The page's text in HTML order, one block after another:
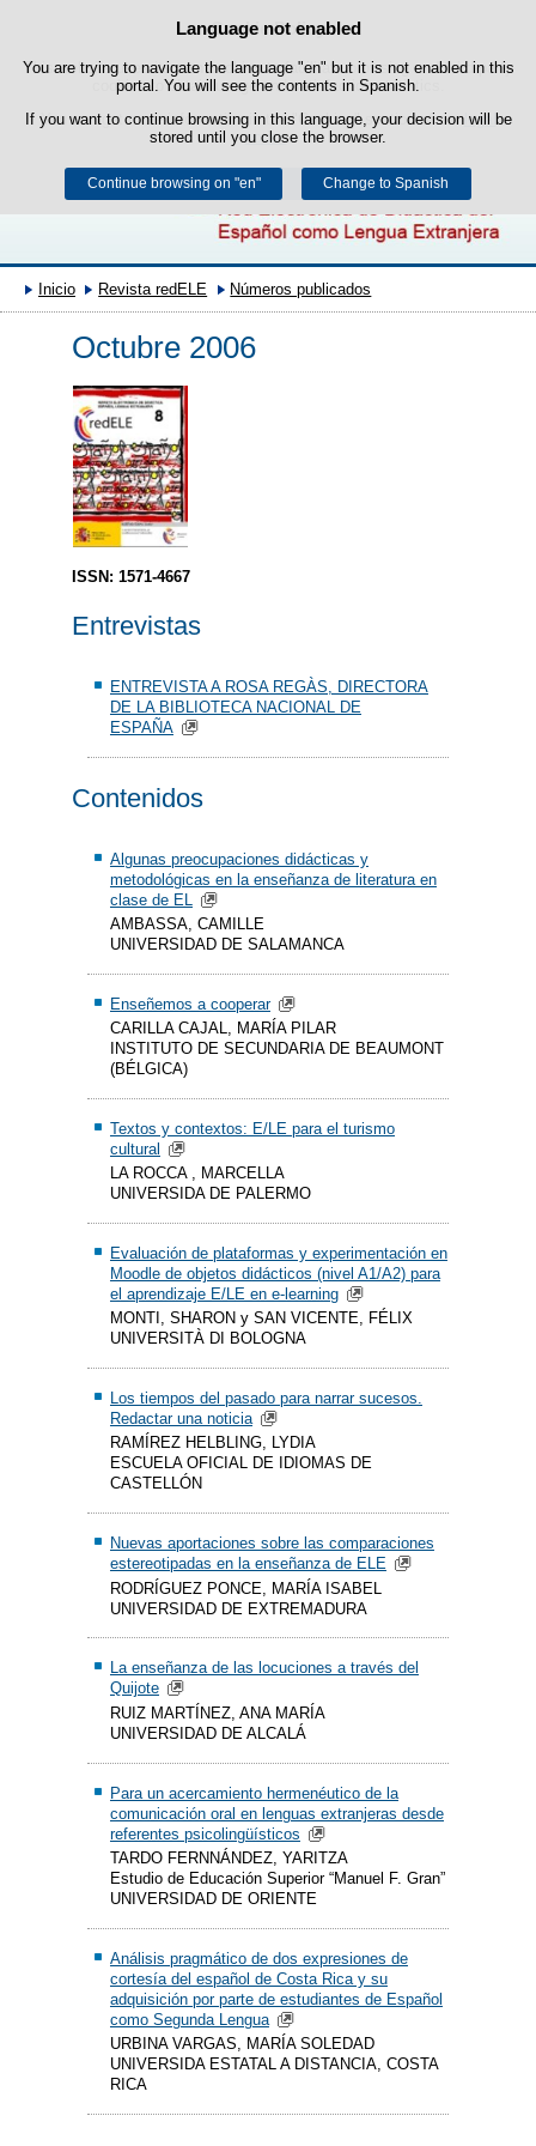
Cookie Policy
This website uses its own cookies to facilitate browsing and third-party
cookies to obtain usage and satisfaction statistics.
You can get more information in the "Cookies" section of ourlegal
notice.
Accept Reject
Language not enabled
You are trying to navigate the language "en" but it is not enabled in this
portal. You will see the contents in Spanish.
If you want to continue browsing in this language, your decision will be
stored until you close the browser.
Continue browsing on "en" Change to Spanish
Skip to content
Inicio Revista redELE Números publicados
Octubre 2006
ISSN: 1571-4667
Entrevistas
ENTREVISTA A ROSA REGÀS, DIRECTORA
DE LA BIBLIOTECA NACIONAL DE
ESPAÑA
Contenidos
Algunas preocupaciones didácticas y
metodológicas en la enseñanza de literatura en
clase de EL
AMBASSA, CAMILLE
UNIVERSIDAD DE SALAMANCA
Enseñemos a cooperar
CARILLA CAJAL, MARÍA PILAR
INSTITUTO DE SECUNDARIA DE BEAUMONT
(BÉLGICA)
Textos y contextos: E/LE para el turismo
cultural
LA ROCCA , MARCELLA
UNIVERSIDA DE PALERMO
Evaluación de plataformas y experimentación en
Moodle de objetos didácticos (nivel A1/A2) para
el aprendizaje E/LE en e-learning
MONTI, SHARON y SAN VICENTE, FÉLIX
UNIVERSITÀ DI BOLOGNA
Los tiempos del pasado para narrar sucesos.
Redactar una noticia
RAMÍREZ HELBLING, LYDIA
ESCUELA OFICIAL DE IDIOMAS DE
CASTELLÓN
Nuevas aportaciones sobre las comparaciones
estereotipadas en la enseñanza de ELE
RODRÍGUEZ PONCE, MARÍA ISABEL
UNIVERSIDAD DE EXTREMADURA
La enseñanza de las locuciones a través del
Quijote
RUIZ MARTÍNEZ, ANA MARÍA
UNIVERSIDAD DE ALCALÁ
Para un acercamiento hermenéutico de la
comunicación oral en lenguas extranjeras desde
referentes psicolingüísticos
TARDO FERNNÁNDEZ, YARITZA
Estudio de Educación Superior “Manuel F. Gran”
UNIVERSIDAD DE ORIENTE
Análisis pragmático de dos expresiones de
cortesía del español de Costa Rica y su
adquisición por parte de estudiantes de Español
como Segunda Lengua
URBINA VARGAS, MARÍA SOLEDAD
UNIVERSIDA ESTATAL A DISTANCIA, COSTA
RICA